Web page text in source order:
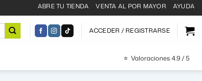
ABRE TU TIENDA VENTA AL POR MAYOR AYUDA
ACCEDER / REGISTRARSE
⭐ Valoraciones 4.9 / 5